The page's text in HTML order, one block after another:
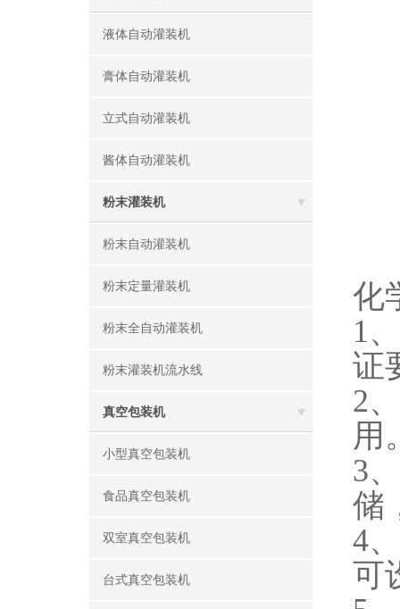
液体自动灌装机
膏体自动灌装机
立式自动灌装机
酱体自动灌装机
粉末灌装机
粉末自动灌装机
粉末定量灌装机
粉末全自动灌装机
粉末灌装机流水线
真空包装机
小型真空包装机
食品真空包装机
双室真空包装机
台式真空包装机
化
1
证
2
用
3
储
4
可